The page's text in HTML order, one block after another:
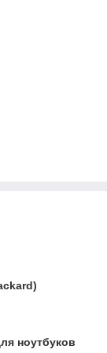
ноутбуков